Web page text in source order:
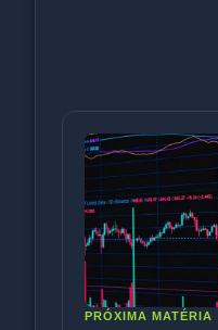
PRÓXIMA MATÉRIA